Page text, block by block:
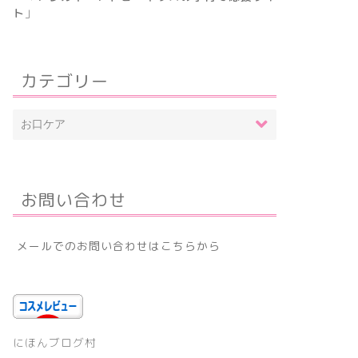
ト 」
カテゴリー
お問い合わせ
メールでのお問い合わせはこちらから
にほんブログ村